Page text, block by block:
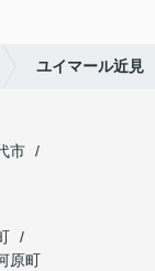
ユイマール近見
市
原町